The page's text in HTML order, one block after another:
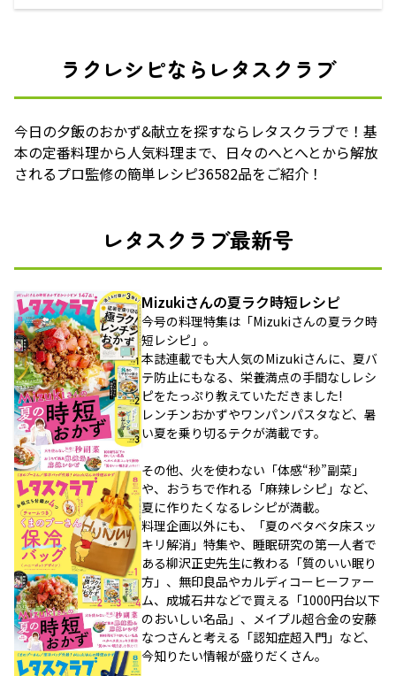
ラクレシピならレタスクラブ
今日の夕飯のおかず&献立を探すならレタスクラブで！基
本の定番料理から人気料理まで、日々のへとへとから解放
されるプロ監修の簡単レシピ36582品をご紹介！
レタスクラブ最新号
Mizukiさんの夏ラク時短レシピ
今号の料理特集は「Mizukiさんの夏ラク時
短レシピ」。
本誌連載でも大人気のMizukiさんに、夏バ
テ防止にもなる、栄養満点の手間なしレシ
ピをたっぷり教えていただきました!
レンチンおかずやワンパンパスタなど、暑
い夏を乗り切るテクが満載です。
その他、火を使わない「体感“秒”副菜」
や、おうちで作れる「麻辣レシピ」など、
夏に作りたくなるレシピが満載。
料理企画以外にも、「夏のベタベタ床スッ
キリ解消」特集や、睡眠研究の第一人者で
ある柳沢正史先生に教わる「質のいい眠り
方」、無印良品やカルディコーヒーファー
ム、成城石井などで買える「1000円台以下
のおいしい名品」、メイプル超合金の安藤
なつさんと考える「認知症超入門」など、
今知りたい情報が盛りだくさん。